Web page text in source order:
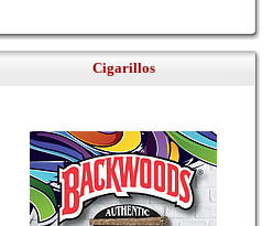
Cigarillos